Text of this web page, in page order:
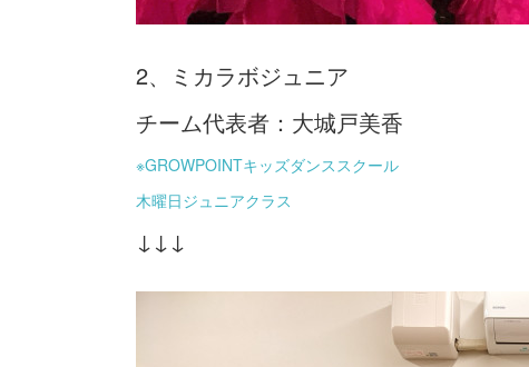
2、ミカラボジュニア
チーム代表者：大城戸美香
※GROWPOINTキッズダンススクール
木曜日ジュニアクラス
↓↓↓